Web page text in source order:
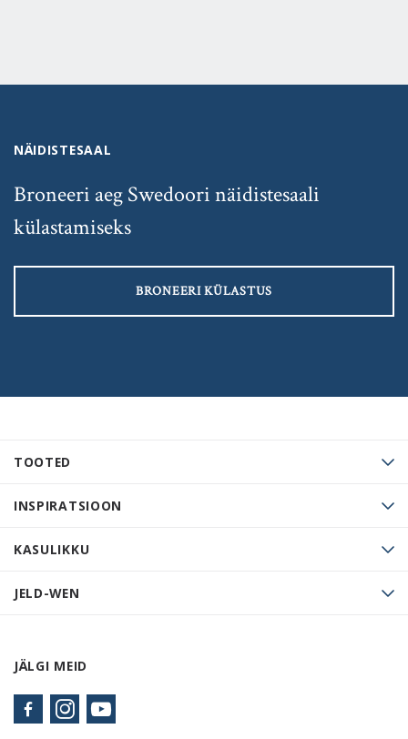
TOOTED
INSPIRATSIOON
KASULIKKU
JELD-WEN
JÄLGI MEID
NÄIDISTESAAL
Broneeri aeg Swedoori näidistesaali
külastamiseks
BRONEERI KÜLASTUS